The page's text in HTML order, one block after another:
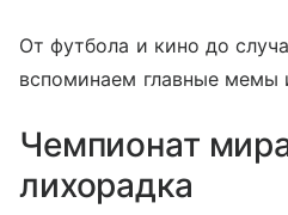
От футбола и кино до
вспоминаем главные мемы
Чемпионат
лихорадка